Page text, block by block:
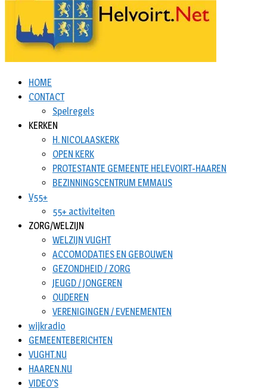
HOME
CONTACT
Spelregels
KERKEN
H. NICOLAASKERK
OPEN KERK
PROTESTANTE GEMEENTE HELEVOIRT-HAAREN
BEZINNINGSCENTRUM EMMAUS
V55+
55+ activiteiten
ZORG/WELZIJN
WELZIJN VUGHT
ACCOMODATIES EN GEBOUWEN
GEZONDHEID / ZORG
JEUGD / JONGEREN
OUDEREN
VERENIGINGEN / EVENEMENTEN
wijkradio
GEMEENTEBERICHTEN
VUGHT.NU
HAAREN.NU
VIDEO’S